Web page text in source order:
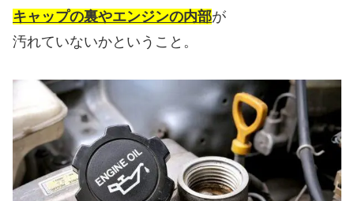
キャップの裏やエンジンの内部が
汚れていないかということ。